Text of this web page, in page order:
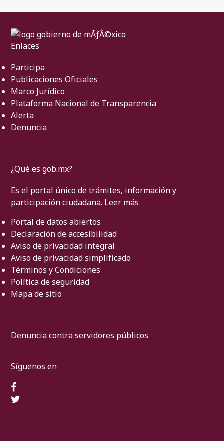
Enlaces
Participa
Publicaciones Oficiales
Marco Jurídico
Plataforma Nacional de Transparencia
Alerta
Denuncia
¿Qué es gob.mx?
Es el portal único de trámites, información y
participación ciudadana. Leer más
Portal de datos abiertos
Declaración de accesibilidad
Aviso de privacidad integral
Aviso de privacidad simplificado
Términos y Condiciones
Política de seguridad
Mapa de sitio
Denuncia contra servidores públicos
Síguenos en